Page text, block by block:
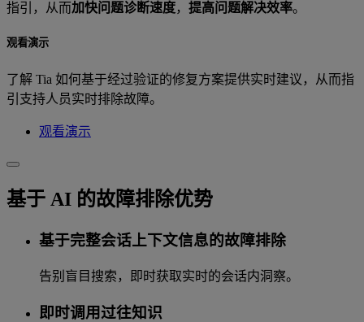
指引，从而加快问题诊断速度， 提高问题解决效率。
观看演示
了解 Tia 如何基于经过验证的修复方案提供实时建议，从而指
引支持人员实时排除故障。
观看演示
基于 AI 的故障排除优势
基于完整会话上下文信息的故障排除
告别盲目搜索，即时获取实时的会话内洞察。
即时调用过往知识